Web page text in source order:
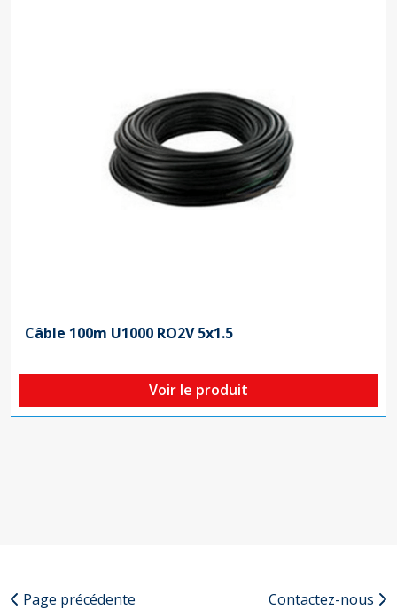
Câble 100m U1000 RO2V 5x1.5
Voir le produit
Page précédente Contactez-nous